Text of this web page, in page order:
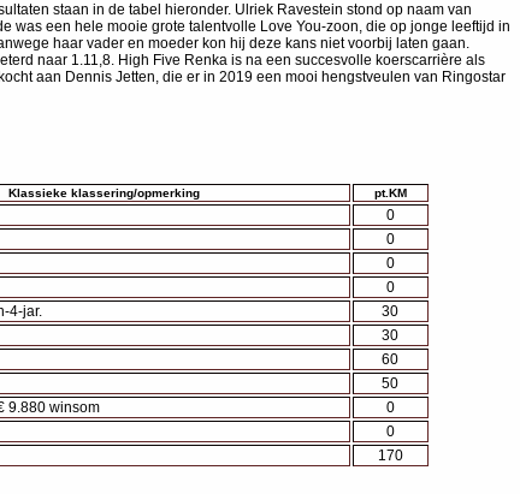
staan in de tabel hieronder. Ulriek Ravestein stond op naam van
was een hele mooie grote talentvolle Love You-zoon, die op jonge leeftijd in
haar vader en moeder kon hij deze kans niet voorbij laten gaan.
naar 1.11,8. High Five Renka is na een succesvolle koerscarrière als
aan Dennis Jetten, die er in 2019 een mooi hengstveulen van Ringostar
Klassieke klassering/opmerking
pt.KM
0
0
0
0
4-jar. 30
30
60
50
9.880 winsom 0
0
170